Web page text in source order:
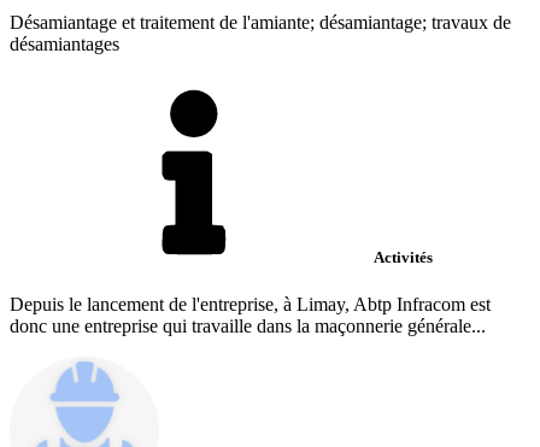
Désamiantage et traitement de l'amiante; désamiantage; travaux de
désamiantages
Activités
Depuis le lancement de l'entreprise, à Limay, Abtp Infracom est
donc une entreprise qui travaille dans la maçonnerie générale...